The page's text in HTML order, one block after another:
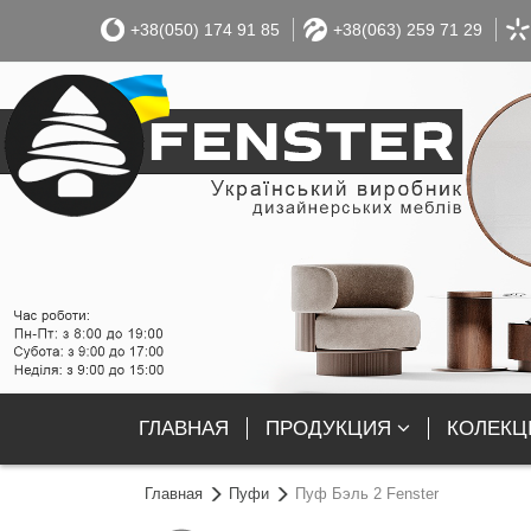
+38(050) 174 91 85 +38(063) 259 71 29
ГЛАВНАЯ ПРОДУКЦИЯ
Главная Пуфи Пуф Бэль 2 Fenster